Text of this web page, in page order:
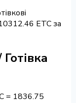
ETC за
= 1836.75